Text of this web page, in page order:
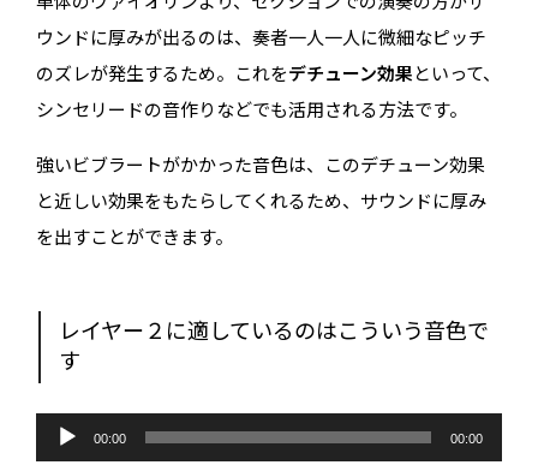
ウンドに厚みが出るのは、奏者一人一人に微細なピッチ
のズレが発生するため。これをデチューン効果といって、
シンセリードの音作りなどでも活用される方法です。
強いビブラートがかかった音色は、このデチューン効果
と近しい効果をもたらしてくれるため、サウンドに厚み
を出すことができます。
レイヤー２に適しているのはこういう音色で
す
音
プ
00:00 00:00